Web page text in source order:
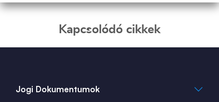
Kapcsolódó cikkek
Jogi Dokumentumok